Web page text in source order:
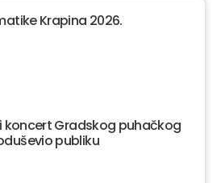
Krapina 2026.
koncert Gradskog puhačkog
publiku